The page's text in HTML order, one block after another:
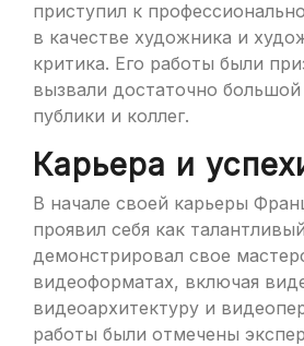
приступил к
в качестве художника и
критика. Его работы были
вызвали достаточно
публики и коллег.
Карьера и
В начале своей карьеры
проявил себя как
демонстрировал свое
видеоформатах, включая
видеоархитектуру и
работы были отмечены